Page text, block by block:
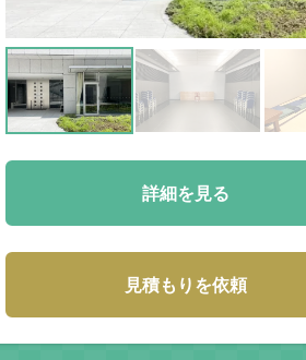
詳細を見る
見積もりを依頼